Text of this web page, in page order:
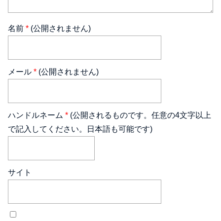
名前 * (公開されません)
メール * (公開されません)
ハンドルネーム * (公開されるものです。任意の4文字以上
で記入してください。日本語も可能です)
サイト